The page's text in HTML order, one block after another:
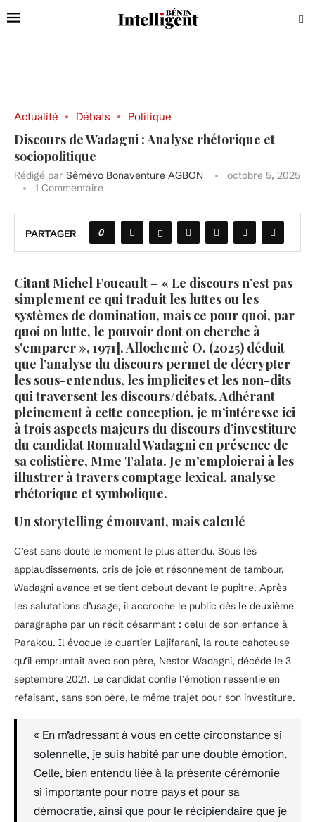
Actualité Débats Politique
Discours de Wadagni : Analyse rhétorique et
sociopolitique
Rédigé par Sêmèvo Bonaventure AGBON
octobre 5, 2025
1 Commentaire
PARTAGER 0
Citant Michel Foucault – « Le discours n’est pas
simplement ce qui traduit les luttes ou les
systèmes de domination, mais ce pour quoi, par
quoi on lutte, le pouvoir dont on cherche à
s’emparer », 1971], Allochemè O. (2025) déduit
que l’analyse du discours permet de décrypter
les sous-entendus, les implicites et les non-dits
qui traversent les discours/débats. Adhérant
pleinement à cette conception, je m’intéresse ici
à trois aspects majeurs du discours d’investiture
du candidat Romuald Wadagni en présence de
sa colistière, Mme Talata. Je m’emploierai à les
illustrer à travers comptage lexical, analyse
rhétorique et symbolique.
Un storytelling émouvant, mais calculé
C’est sans doute le moment le plus attendu. Sous les
applaudissements, cris de joie et résonnement de tambour,
Wadagni avance et se tient debout devant le pupitre. Après
les salutations d’usage, il accroche le public dès le deuxième
paragraphe par un récit désarmant : celui de son enfance à
Parakou. Il évoque le quartier Lajifarani, la route cahoteuse
qu’il empruntait avec son père, Nestor Wadagni, décédé le 3
septembre 2021. Le candidat confie l’émotion ressentie en
refaisant, sans son père, le même trajet pour son investiture.
« En m’adressant à vous en cette circonstance si
solennelle, je suis habité par une double émotion.
Celle, bien entendu liée à la présente cérémonie
si importante pour notre pays et pour sa
démocratie, ainsi que pour le récipiendaire que je